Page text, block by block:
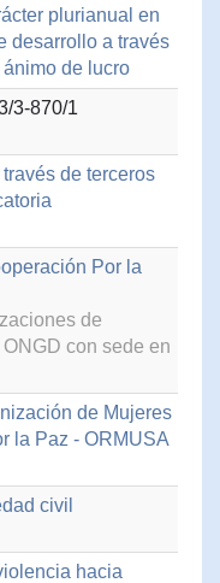
plurianual en
desarrollo a través
de lucro
3-870/1
de terceros
Por la
de
con sede en
de Mujeres
la Paz - ORMUSA
civil
hacia